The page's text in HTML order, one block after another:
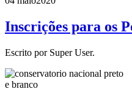
Inscrições para os
Escrito por Super User.